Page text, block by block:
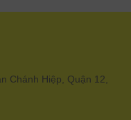
Chánh Hiệp, Quận 12,